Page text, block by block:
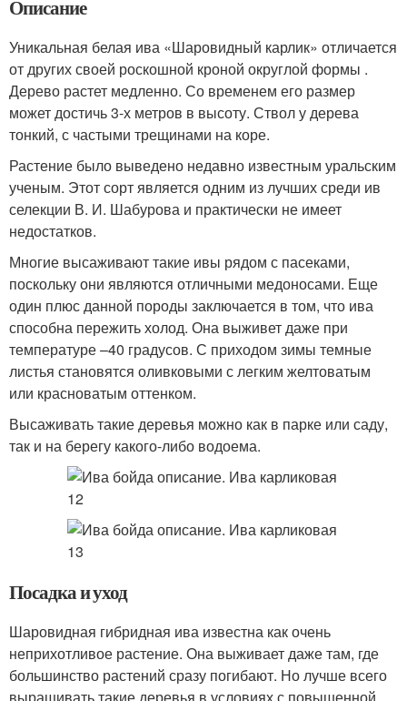
Описание
Уникальная белая ива «Шаровидный карлик» отличается
от других своей роскошной кроной округлой формы .
Дерево растет медленно. Со временем его размер
может достичь 3-х метров в высоту. Ствол у дерева
тонкий, с частыми трещинами на коре.
Растение было выведено недавно известным уральским
ученым. Этот сорт является одним из лучших среди ив
селекции В. И. Шабурова и практически не имеет
недостатков.
Многие высаживают такие ивы рядом с пасеками,
поскольку они являются отличными медоносами. Еще
один плюс данной породы заключается в том, что ива
способна пережить холод. Она выживет даже при
температуре –40 градусов. С приходом зимы темные
листья становятся оливковыми с легким желтоватым
или красноватым оттенком.
Высаживать такие деревья можно как в парке или саду,
так и на берегу какого-либо водоема.
Посадка и уход
Шаровидная гибридная ива известна как очень
неприхотливое растение. Она выживает даже там, где
большинство растений сразу погибают. Но лучше всего